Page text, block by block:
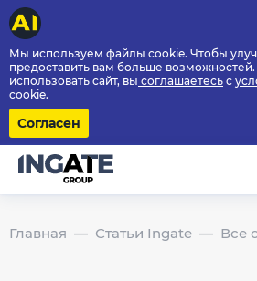
Мы используем файлы cookie. Чтобы
предоставить вам больше
использовать сайт, вы соглашаетесь с
cookie.
Согласен
Главная Статьи Ingate Все